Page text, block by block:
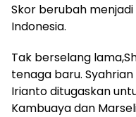
Skor berubah
Indonesia.
Tak berselang
tenaga baru.
Irianto ditugaskan
Kambuaya dan